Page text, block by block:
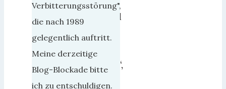
April
2013
WIR“,
Verbitterungsstörung",
die nach 1989
gelegentlich auftritt.
Meine derzeitige
Blog-Blockade bitte
ich zu entschuldigen.